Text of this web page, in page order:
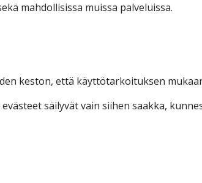
mahdollisissa muissa palveluissa.
keston, että käyttötarkoituksen
säilyvät vain siihen saakka,